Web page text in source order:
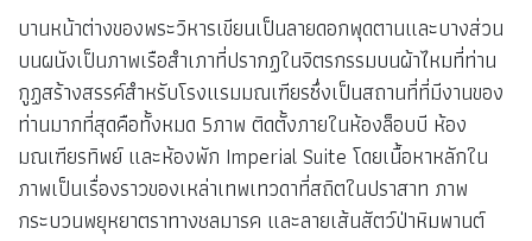
บานหน้าต่างของพระวิหารเขียนเป็นลายดอกพุดตานและบางส่วน
บนผนังเป็นภาพเรือสำเภาที่ปรากฏในจิตรกรรมบนผ้าไหมที่ท่าน
กูฏสร้างสรรค์สำหรับโรงแรมมณเฑียรซึ่งเป็นสถานที่ที่มีงานของ
ท่านมากที่สุดคือทั้งหมด 5ภาพ ติดตั้งภายในห้องล็อบบี ห้อง
มณเฑียรทิพย์ และห้องพัก Imperial Suite โดยเนื้อหาหลักใน
ภาพเป็นเรื่องราวของเหล่าเทพเทวดาที่สถิตในปราสาท ภาพ
กระบวนพยุหยาตราทางชลมารค และลายเส้นสัตว์ป่าหิมพานต์